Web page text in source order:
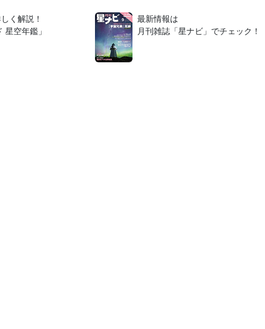
く解説！
空年鑑」
最新情報は
月刊雑誌「星ナビ」でチェック！